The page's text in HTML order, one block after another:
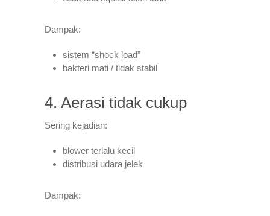
Dampak:
sistem “shock load”
bakteri mati / tidak stabil
4. Aerasi tidak cukup
Sering kejadian:
blower terlalu kecil
distribusi udara jelek
Dampak: